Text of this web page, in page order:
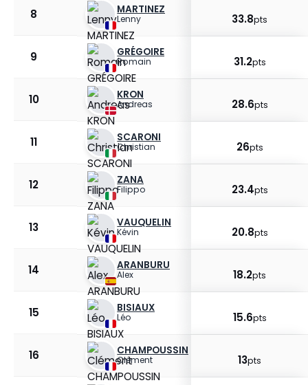
8 MARTINEZ
Lenny 33.8pts
9 GRÉGOIRE
Romain 31.2pts
10 KRON
Andreas 28.6pts
11 SCARONI
Christian 26pts
12 ZANA
Filippo 23.4pts
13 VAUQUELIN
Kévin 20.8pts
14 ARANBURU
Alex 18.2pts
15 BISIAUX
Léo 15.6pts
16 CHAMPOUSSIN
Clément 13pts